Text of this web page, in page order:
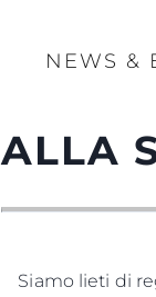
NEWS &
ALLA
Siamo lieti di